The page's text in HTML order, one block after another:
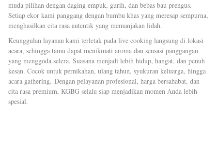
muda pilihan dengan daging empuk, gurih, dan bebas bau prengus.
Setiap ekor kami panggang dengan bumbu khas yang meresap sempurna,
menghasilkan cita rasa autentik yang memanjakan lidah.
Keunggulan layanan kami terletak pada live cooking langsung di lokasi
acara, sehingga tamu dapat menikmati aroma dan sensasi panggangan
yang menggoda selera. Suasana menjadi lebih hidup, hangat, dan penuh
kesan. Cocok untuk pernikahan, ulang tahun, syukuran keluarga, hingga
acara gathering. Dengan pelayanan profesional, harga bersahabat, dan
cita rasa premium, KGBG selalu siap menjadikan momen Anda lebih
spesial.